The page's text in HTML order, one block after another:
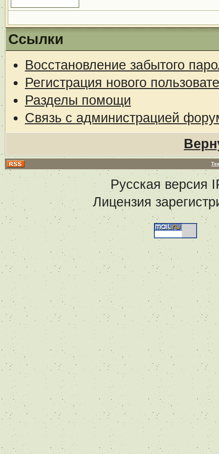
Ссылки
Восстановление забытого
Регистрация нового
Разделы помощи
Связь с администрацией
Русская версия
Лицензия